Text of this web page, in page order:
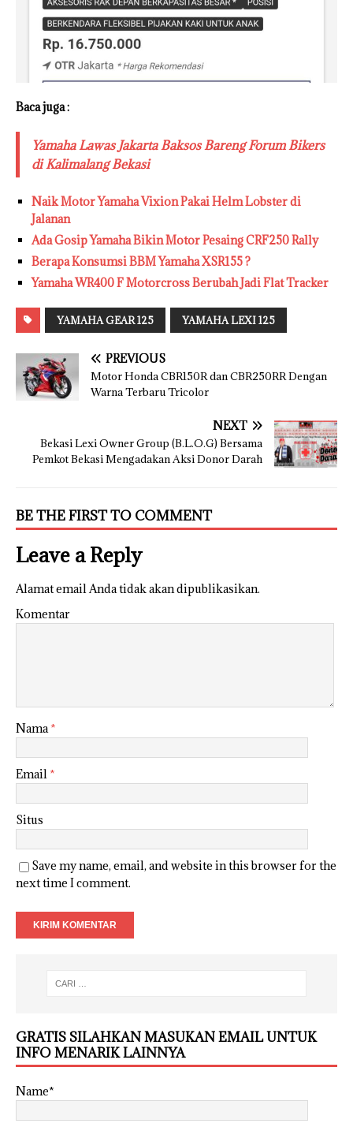
Baca juga :
Yamaha Lawas Jakarta Baksos Bareng Forum Bikers
di Kalimalang Bekasi
Naik Motor Yamaha Vixion Pakai Helm Lobster di
Jalanan
Ada Gosip Yamaha Bikin Motor Pesaing CRF250 Rally
Berapa Konsumsi BBM Yamaha XSR155 ?
Yamaha WR400 F Motorcross Berubah Jadi Flat Tracker
YAMAHA GEAR 125 YAMAHA LEXI 125
PREVIOUS
Motor Honda CBR150R dan CBR250RR Dengan
Warna Terbaru Tricolor
NEXT
Bekasi Lexi Owner Group (B.L.O.G) Bersama
Pemkot Bekasi Mengadakan Aksi Donor Darah
BE THE FIRST TO COMMENT
Leave a Reply
Alamat email Anda tidak akan dipublikasikan.
Komentar
Nama*
Email *
Situs
Save my name, email, and website in this browser for the
next time I comment.
GRATIS SILAHKAN MASUKAN EMAIL UNTUK
INFO MENARIK LAINNYA
Name*